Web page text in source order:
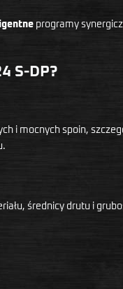
programy
S-DP?
i mocnych spoin,
średnicy drutu i